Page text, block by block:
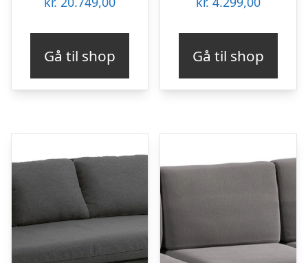
Gå til shop Gå til shop